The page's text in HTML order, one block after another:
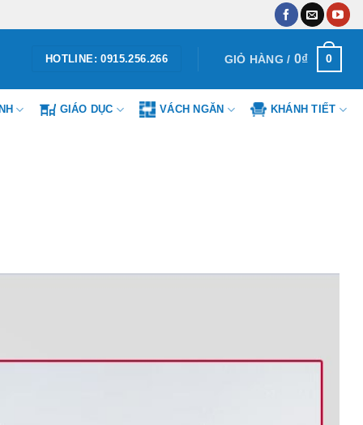
HOTLINE: 0915.256.266 GIỎ HÀNG / 0₫ 0
GIÁO DỤC VÁCH NGĂN KHÁNH TIẾT